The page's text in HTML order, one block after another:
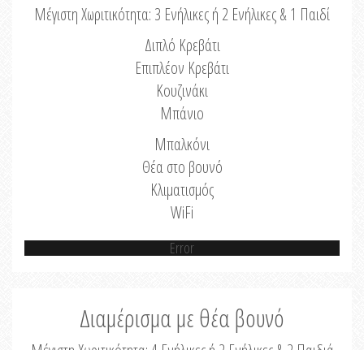
Μέγιστη Χωριτικότητα: 3 Ενήλικες ή 2 Ενήλικες & 1 Παιδί
Διπλό Κρεβάτι
Επιπλέον Κρεβάτι
Κουζινάκι
Μπάνιο
Μπαλκόνι
Θέα στο βουνό
Κλιματισμός
WiFi
Error
Διαμέρισμα με θέα βουνό